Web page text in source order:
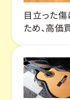
目立った
ため、高価